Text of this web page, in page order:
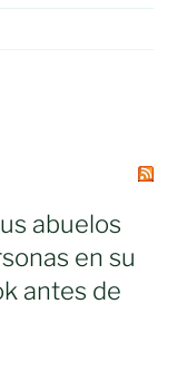
abuelos
en su
antes de